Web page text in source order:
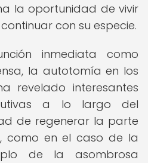
la oportunidad de vivir
con su especie.
inmediata como
la autotomía en los
revelado interesantes
a lo largo del
de regenerar la parte
como en el caso de la
de la asombrosa